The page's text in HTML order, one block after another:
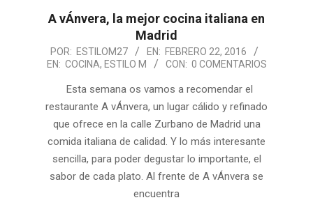
A vÁnvera, la mejor cocina italiana en
Madrid
2016-
02-
POR: ESTILOM27 EN: FEBRERO 22, 2016
EN: COCINA, ESTILO M CON: 0 COMENTARIOS
Esta semana os vamos a recomendar el
restaurante A vÁnvera, un lugar cálido y refinado
que ofrece en la calle Zurbano de Madrid una
comida italiana de calidad. Y lo más interesante
sencilla, para poder degustar lo importante, el
sabor de cada plato. Al frente de A vÁnvera se
encuentra